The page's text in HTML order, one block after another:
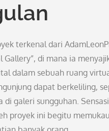
terkenal dari
Gallery”, di mana ia
dalam sebuah ruang
dapat berkeliling,
di galeri sungguhan.
proyek ini begitu